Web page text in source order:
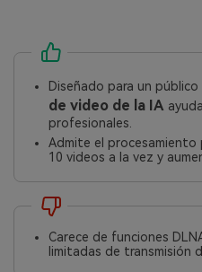
Diseñado para un
de video de la IA
profesionales.
Admite el procesamiento
10 videos a la vez y
Carece de funciones
limitadas de transmisión